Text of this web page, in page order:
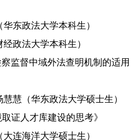
政法大学本科生）
政法大学本科生）
督中域外法查明机制的适用
（华东政法大学硕士生）
人才库建设的思考》
海洋大学硕士生）